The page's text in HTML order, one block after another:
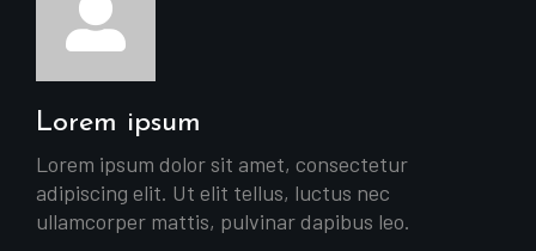
Lorem ipsum
Lorem ipsum dolor sit amet, consectetur
adipiscing elit. Ut elit tellus, luctus nec
ullamcorper mattis, pulvinar dapibus leo.